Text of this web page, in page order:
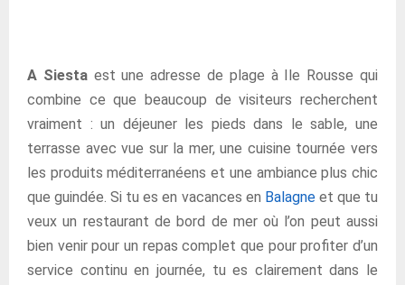
A Siestaest une adresse de plage à Ile Rousse qui
combine ce que beaucoup de visiteurs recherchent
vraiment : un déjeuner les pieds dans le sable, une
terrasse avec vue sur la mer, une cuisine tournée vers
les produits méditerranéens et une ambiance plus chic
que guindée. Si tu es en vacances en Balagneet que tu
veux un restaurant de bord de mer où l’on peut aussi
bien venir pour un repas complet que pour profiter d’un
service continu en journée, tu es clairement dans le